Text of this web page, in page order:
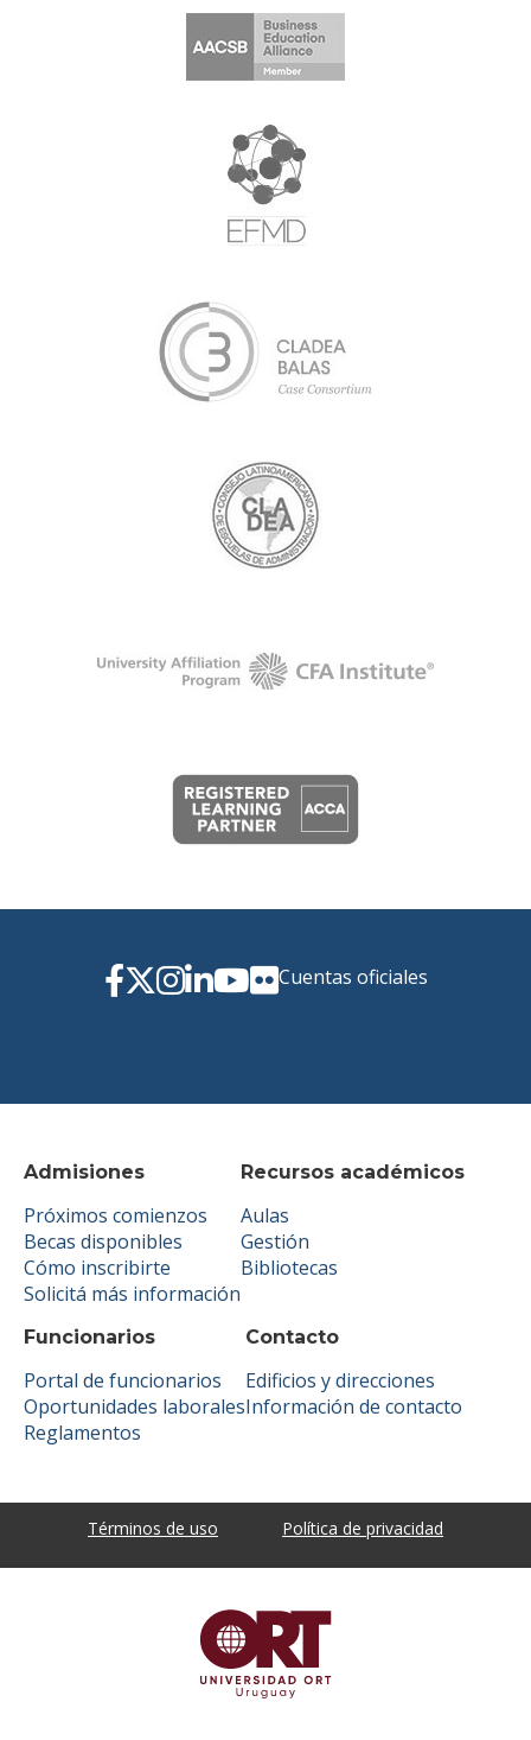
Admisiones
Próximos comienzos
Becas disponibles
Cómo inscribirte
Solicitá más información
Recursos académicos
Aulas
Gestión
Bibliotecas
Funcionarios
Portal de funcionarios
Oportunidades laborales
Reglamentos
Contacto
Edificios y direcciones
Información de contacto
Cuentas oficiales
Términos de uso Política de privacidad